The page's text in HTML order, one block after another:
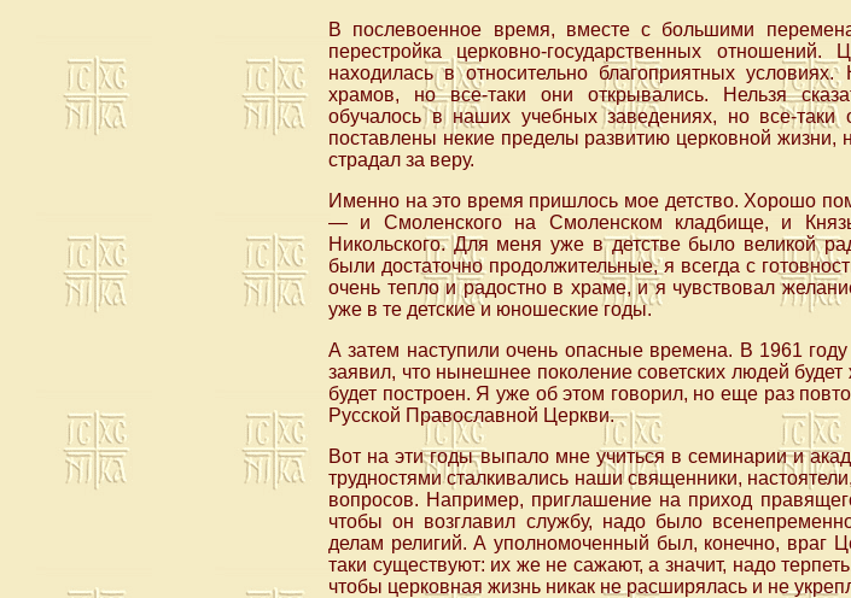
В послевоенное время, вместе с большими
перестройка церковно-государственных
находилась в относительно благоприятных
храмов, но все-таки они открывались. Нельзя
обучалось в наших учебных заведениях, но все-
поставлены некие пределы развитию церковной жизни,
страдал за веру.
Именно на это время пришлось мое детство. Хорошо
— и Смоленского на Смоленском кладбище, и
Никольского. Для меня уже в детстве было великой
были достаточно продолжительные, я всегда с
очень тепло и радостно в храме, и я чувствовал
уже в те детские и юношеские годы.
А затем наступили очень опасные времена. В 1961
заявил, что нынешнее поколение советских людей
будет построен. Я уже об этом говорил, но еще раз
Русской Православной Церкви.
Вот на эти годы выпало мне учиться в семинарии и
трудностями сталкивались наши священники,
вопросов. Например, приглашение на приход
чтобы он возглавил службу, надо было
делам религий. А уполномоченный был, конечно, враг
таки существуют: их же не сажают, а значит, надо
чтобы церковная жизнь никак не расширялась и не